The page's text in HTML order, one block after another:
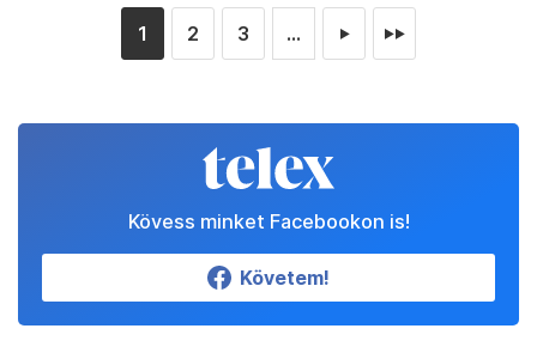
1 2 3 ... ► ►►
Kövess minket Facebookon is!
Követem!